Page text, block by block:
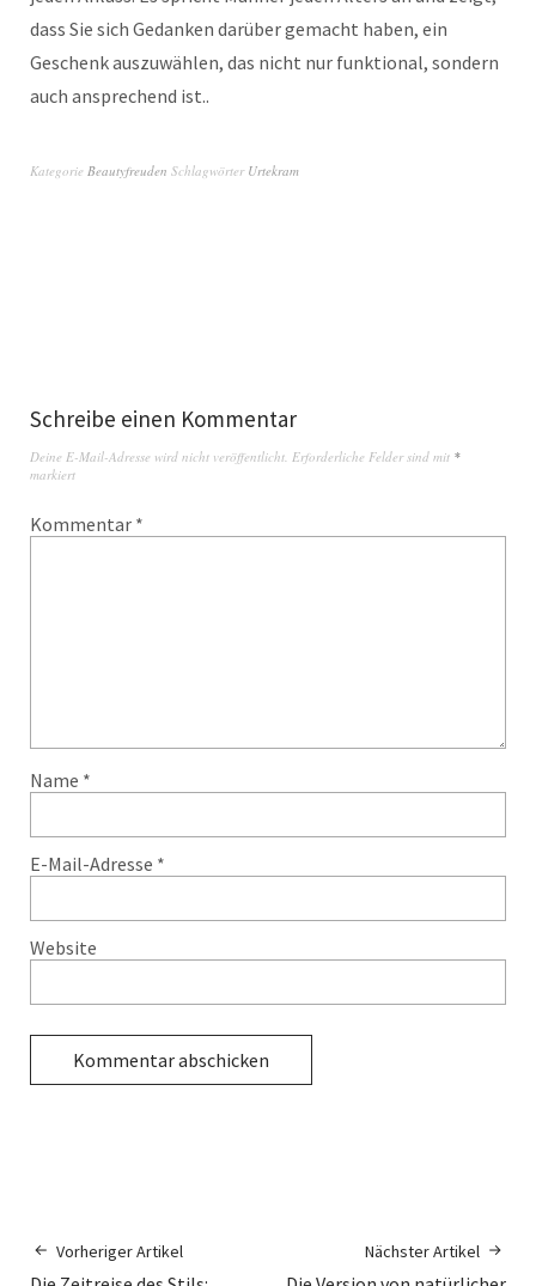
dass Sie sich Gedanken darüber gemacht haben, ein
Geschenk auszuwählen, das nicht nur funktional, sondern
auch ansprechend ist..
Kategorie Beautyfreuden Schlagwörter Urtekram
Schreibe einen Kommentar
Deine E-Mail-Adresse wird nicht veröffentlicht. Erforderliche Felder sind mit *
markiert
Kommentar *
Name *
E-Mail-Adresse *
Website
Vorheriger Artikel Nächster Artikel